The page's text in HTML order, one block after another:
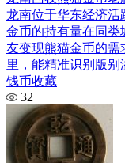
龙南位于华东经济活
金币的持有量在同类
友变现熊猫金币的需
里，能精准识别版别
钱币收藏
32